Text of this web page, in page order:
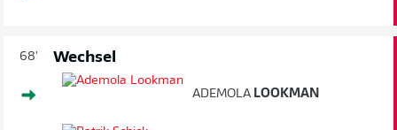
68' Wechsel
ADEMOLA LOOKMAN